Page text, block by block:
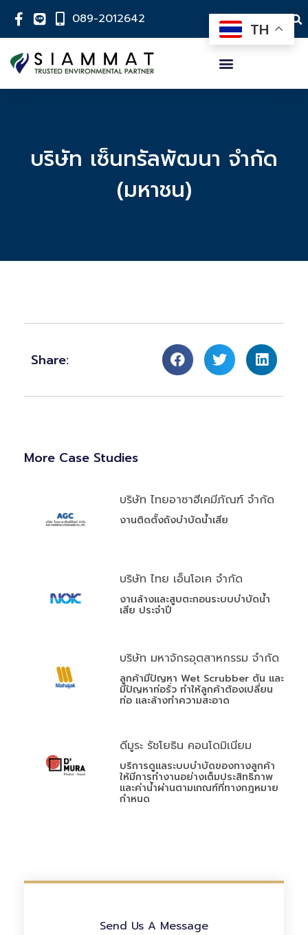
089-2012642
บริษัท เซ็นทรัลพัฒนา จำกัด
(มหาชน)
Share:
More Case Studies
บริษัท ไทยอาซาฮีเคมีภัณฑ์ จำกัด
งานติดตั้งถังบำบัดน้ำเสีย
บริษัท ไทย เอ็นโอเค จำกัด
งานล้างและสูบตะกอนระบบบำบัดน้ำ
เสีย ประจำปี
บริษัท มหาจักรอุตสาหกรรม จำกัด
ลูกค้ามีปัญหา Wet Scrubber ตัน และ
มีปัญหาท่อรั่ว ทำให้ลูกค้าต้องเปลี่ยน
ท่อ และล้างทำความสะอาด
ดีมูระ รัชโยธิน คอนโดมิเนียม
บริการดูแลระบบบำบัดของทางลูกค้า
ให้มีการทำงานอย่างเต็มประสิทธิภาพ
และค่าน้ำผ่านตามเกณฑ์ที่ทางกฎหมาย
กำหนด
Send Us A Message
TH